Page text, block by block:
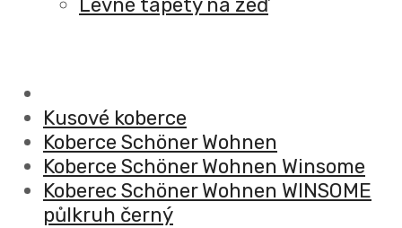
Kusové koberce
Koberce Schöner Wohnen
Koberce Schöner Wohnen Winsome
Koberec Schöner Wohnen WINSOME
půlkruh černý